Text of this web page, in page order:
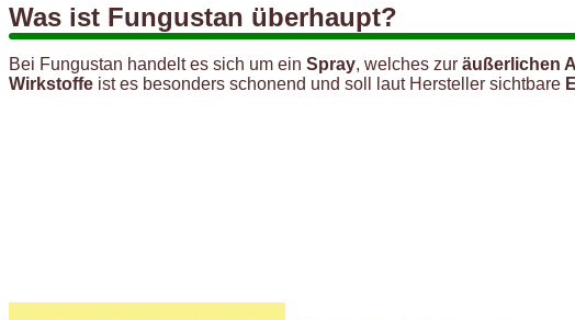
Was ist Fungustan überhaupt?
Bei Fungustan handelt es sich um ein Spray, welches zur äußerlichen
Wirkstoffe ist es besonders schonend und soll laut Hersteller sichtbare